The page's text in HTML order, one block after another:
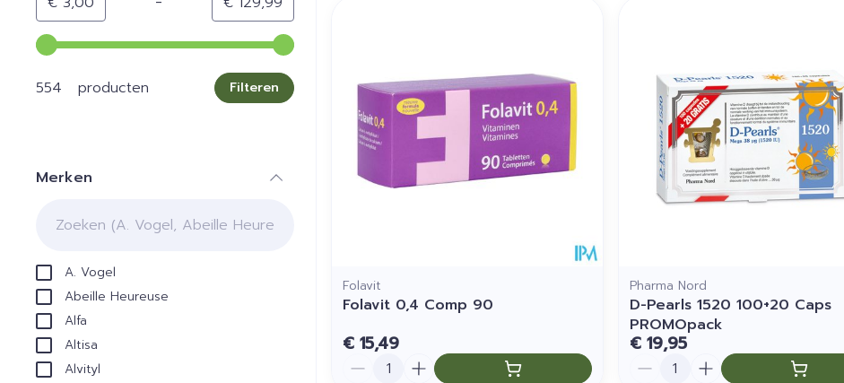
Gebruik de pijltjestoetsen links en rechts om de minimale en maximale prijswaarden aan te passen.
554 producten
Filteren
Merken
A. Vogel
Abeille Heureuse
Alfa
Altisa
Alvityl
Folavit
Folavit 0,4 Comp 90
€ 15,49
Aantal
Pharma Nord
D-Pearls 1520 100+20 Caps
PROMOpack
€ 19,95
Aantal